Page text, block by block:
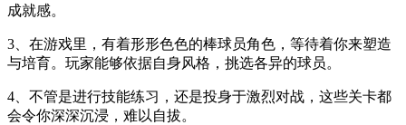
成就感。
3、在游戏里，有着形形色色的棒球员角色，等待着你来塑造
与培育。玩家能够依据自身风格，挑选各异的球员。
4、不管是进行技能练习，还是投身于激烈对战，这些关卡都
会令你深深沉浸，难以自拔。